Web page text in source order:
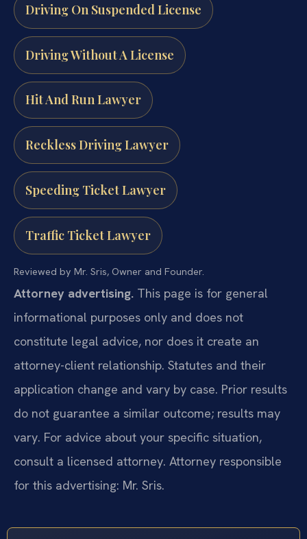
Driving On Suspended License
Driving Without A License
Hit And Run Lawyer
Reckless Driving Lawyer
Speeding Ticket Lawyer
Traffic Ticket Lawyer
Reviewed by Mr. Sris, Owner and Founder.
Attorney advertising. This page is for general
informational purposes only and does not
constitute legal advice, nor does it create an
attorney-client relationship. Statutes and their
application change and vary by case. Prior results
do not guarantee a similar outcome; results may
vary. For advice about your specific situation,
consult a licensed attorney. Attorney responsible
for this advertising: Mr. Sris.